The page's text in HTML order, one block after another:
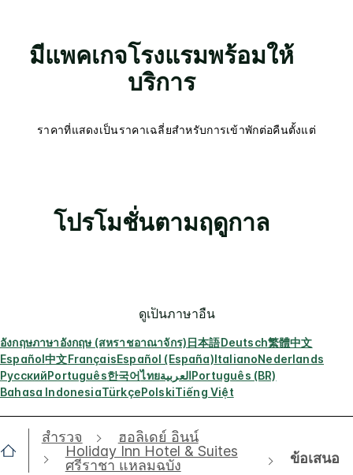
มีแพคเกจโรงแรมพร้อมให้
บริการ
ราคาที่แสดงเป็นราคาเฉลี่ยสำหรับการเข้าพักต่อคืนตั้งแต่
โปรโมชั่นตามฤดูกาล
ดูเป็นภาษาอื่น
อังกฤษภาษาอังกฤษ (สหราชอาณาจักร)日本語Deutsch繁體中文
Español中文FrançaisEspañol (España)ItalianoNederlands
РусскийPortuguês한국어ไทยالعربيةPortuguês (BR)
Bahasa IndonesiaTürkçePolskiTiếng Việt
สำรวจ
ฮอลิเดย์ อินน์
Holiday Inn Hotel & Suites
ศรีราชา แหลมฉบัง
ข้อเสนอ